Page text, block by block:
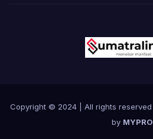
Copyright © 2024 | All rights reserved
by MYPRO